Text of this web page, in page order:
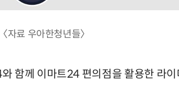
〈자료 우아한청년들〉
함께 이마트24 편의점을 활용한 라